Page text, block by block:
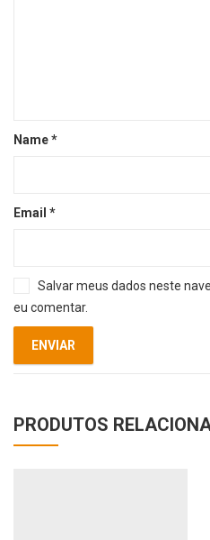
Name*
Email *
Salvar meus dados neste
eu comentar.
PRODUTOS